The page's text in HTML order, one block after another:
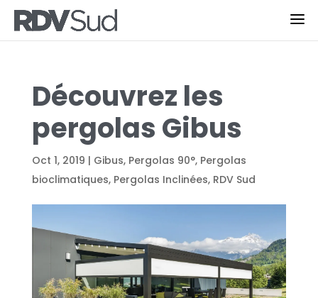
Découvrez les
pergolas Gibus
Oct 1, 2019 | Gibus, Pergolas 90°, Pergolas
bioclimatiques, Pergolas Inclinées, RDV Sud